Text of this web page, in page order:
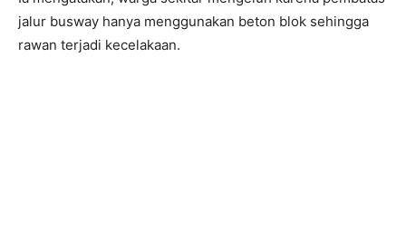
jalur busway hanya menggunakan beton blok sehingga
rawan terjadi kecelakaan.